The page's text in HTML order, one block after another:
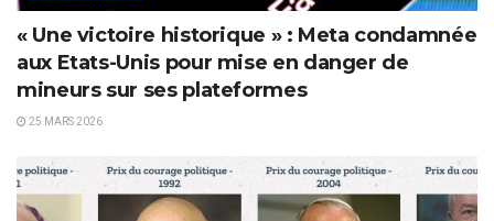
« Une victoire historique » : Meta condamnée
aux Etats-Unis pour mise en danger de
mineurs sur ses plateformes
25 MARS 2026